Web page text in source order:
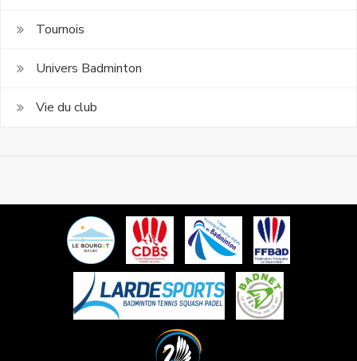
Tournois
Univers Badminton
Vie du club